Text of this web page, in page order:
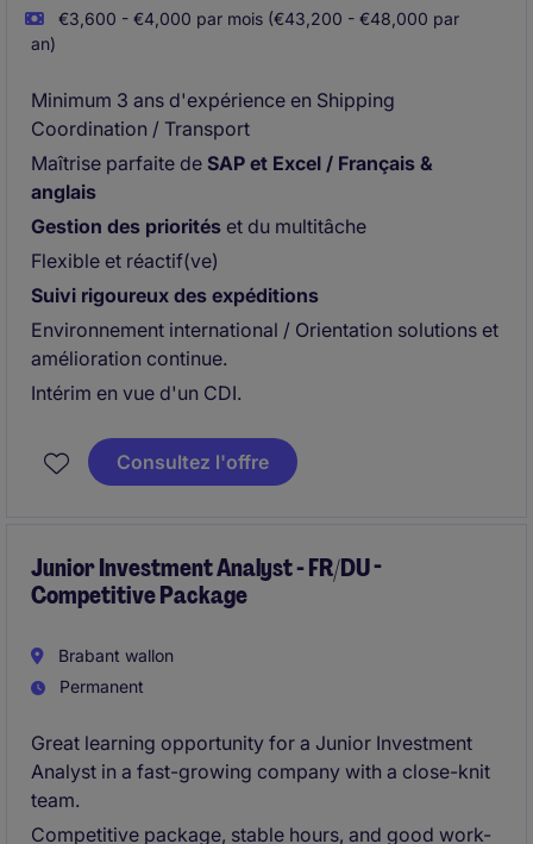
€3,600 - €4,000 par mois (€43,200 - €48,000 par
an)
Minimum 3 ans d'expérience en Shipping
Coordination / Transport
Maîtrise parfaite de SAP et Excel / Français &
anglais
Gestion des priorités et du multitâche
Flexible et réactif(ve)
Suivi rigoureux des expéditions
Environnement international / Orientation solutions et
amélioration continue.
Intérim en vue d'un CDI.
Consultez l'offre
Junior Investment Analyst - FR/DU -
Competitive Package
Brabant wallon
Permanent
Great learning opportunity for a Junior Investment
Analyst in a fast-growing company with a close-knit
team.
Competitive package, stable hours, and good work-